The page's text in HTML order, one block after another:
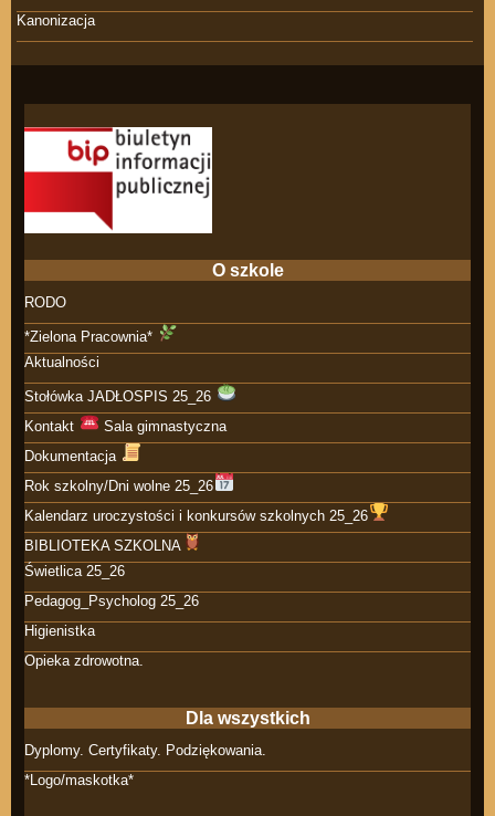
Kanonizacja
O szkole
RODO
*Zielona Pracownia*
Aktualności
Stołówka JADŁOSPIS 25_26
Kontakt
Sala gimnastyczna
Dokumentacja
Rok szkolny/Dni wolne 25_26
Kalendarz uroczystości i konkursów szkolnych 25_26
BIBLIOTEKA SZKOLNA
Świetlica 25_26
Pedagog_Psycholog 25_26
Higienistka
Opieka zdrowotna.
Dla wszystkich
Dyplomy. Certyfikaty. Podziękowania.
*Logo/maskotka*